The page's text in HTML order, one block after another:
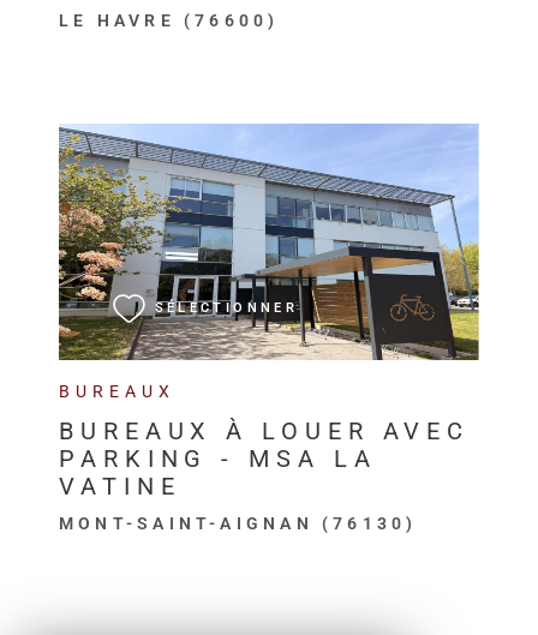
LE HAVRE (76600)
BUREAUX
BUREAUX À LOUER AVEC
PARKING - MSA LA
VATINE
MONT-SAINT-AIGNAN (76130)
SÉLECTIONNER
VOIR LE BIEN